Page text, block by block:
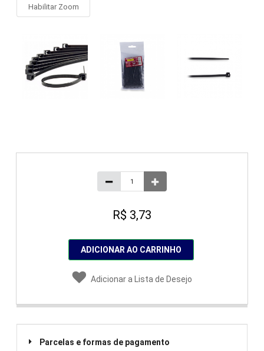
Habilitar Zoom
R$ 3,73
ADICIONAR AO CARRINHO
Adicionar a Lista de Desejo
Parcelas e formas de pagamento